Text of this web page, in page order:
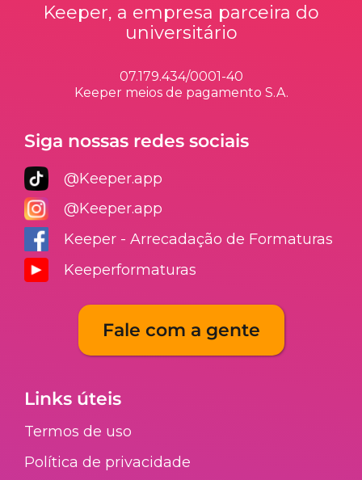
Keeper, a empresa parceira do
universitário
07.179.434/0001-40
Keeper meios de pagamento S.A.
Siga nossas redes sociais
@Keeper.app
@Keeper.app
Keeper - Arrecadação de Formaturas
Keeperformaturas
Fale com a gente
Links úteis
Termos de uso
Política de privacidade